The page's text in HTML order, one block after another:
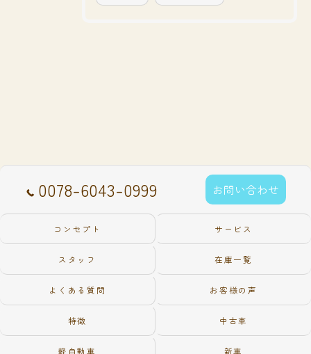
0078-6043-0999 お問い合わせ
コンセプト サービス
スタッフ 在庫一覧
よくある質問 お客様の声
特徴 中古車
軽自動車 新車